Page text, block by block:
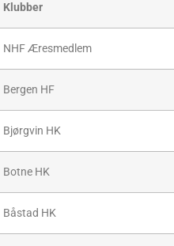
Klubber
NHF Æresmedlem
Bergen HF
Bjørgvin HK
Botne HK
Båstad HK